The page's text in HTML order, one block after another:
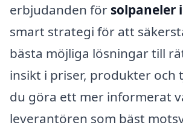
erbjudanden för solpaneler
smart strategi för att
bästa möjliga lösningar till
insikt i priser, produkter och
du göra ett mer informerat
leverantören som bäst